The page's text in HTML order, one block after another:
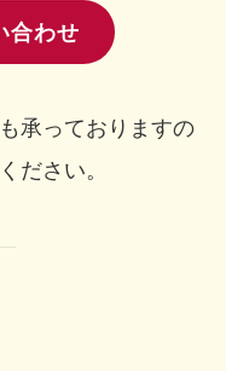
合わせ
承っておりますの
ださい。